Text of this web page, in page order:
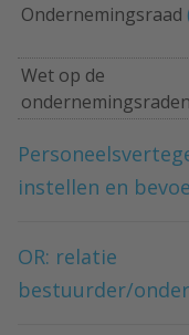
Ondernemingsraad
Wet op de
ondernemingsraden
instellen en
OR: relatie
bestuurder/